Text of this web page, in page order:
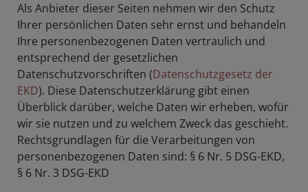
Als Anbieter dieser Seiten nehmen wir den Schutz
Ihrer persönlichen Daten sehr ernst und behandeln
Ihre personenbezogenen Daten vertraulich und
entsprechend der gesetzlichen
Datenschutzvorschriften (Datenschutzgesetz der
EKD). Diese Datenschutzerklärung gibt einen
Überblick darüber, welche Daten wir erheben, wofür
wir sie nutzen und zu welchem Zweck das geschieht.
Rechtsgrundlagen für die Verarbeitungen von
personenbezogenen Daten sind: § 6 Nr. 5 DSG-EKD,
§ 6 Nr. 3 DSG-EKD